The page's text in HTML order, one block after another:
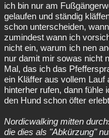
ich bin nur am
gelaufen und ständig
schon unterscheiden,
zumindest wann ich
nicht ein, warum ich nen
nur damit mir sowas nicht
Mal, das ich das
ein Kläffer aus vollem
hinterher rufen, dann fühle
den Hund schon öfter
Nordicwalking mitten
die dies als "Abkürzung"